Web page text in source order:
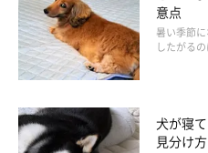
意点
暑い季節
したがる
犬が寝
見分け